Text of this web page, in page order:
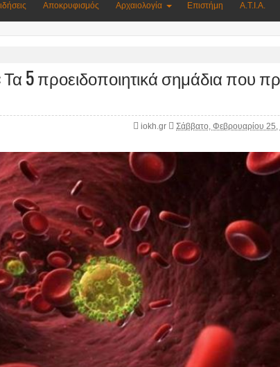
Αποκρυφισμός Αρχαιολογία Επιστήμη Α.Τ.Ι.Α.
5 προειδοποιητικά σημάδια που
iokh.gr Σάββατο, Φεβρουαρίου 25,